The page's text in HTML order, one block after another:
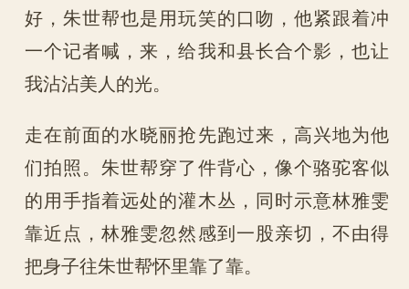
好，朱世帮也是用玩笑的口吻，他紧跟着冲
一个记者喊，来，给我和县长合个影，也让
我沾沾美人的光。
走在前面的水晓丽抢先跑过来，高兴地为他
们拍照。朱世帮穿了件背心，像个骆驼客似
的用手指着远处的灌木丛，同时示意林雅雯
靠近点，林雅雯忽然感到一股亲切，不由得
把身子往朱世帮怀里靠了靠。